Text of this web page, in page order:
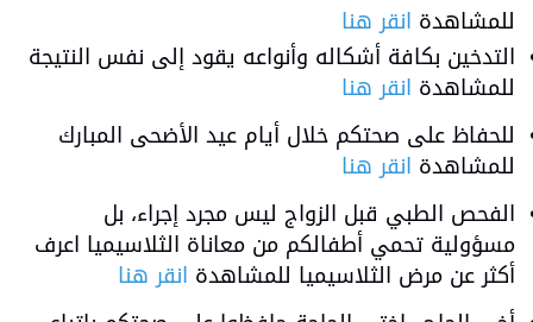
للمشاهدة انقر هنا
التدخين بكافة أشكاله وأنواعه يقود إلى نفس النتيجة
للمشاهدة انقر هنا
للحفاظ على صحتكم خلال أيام عيد الأضحى المبارك
للمشاهدة انقر هنا
الفحص الطبي قبل الزواج ليس مجرد إجراء، بل
مسؤولية تحمي أطفالكم من معاناة الثلاسيميا اعرف
أكثر عن مرض الثلاسيميا للمشاهدة انقر هنا